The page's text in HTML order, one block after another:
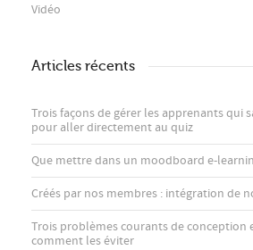
Vidéo
Articles récents
Trois façons de gérer les apprenants qui
pour aller directement au quiz
Que mettre dans un moodboard e-
Créés par nos membres : intégration de
Trois problèmes courants de conception
comment les éviter